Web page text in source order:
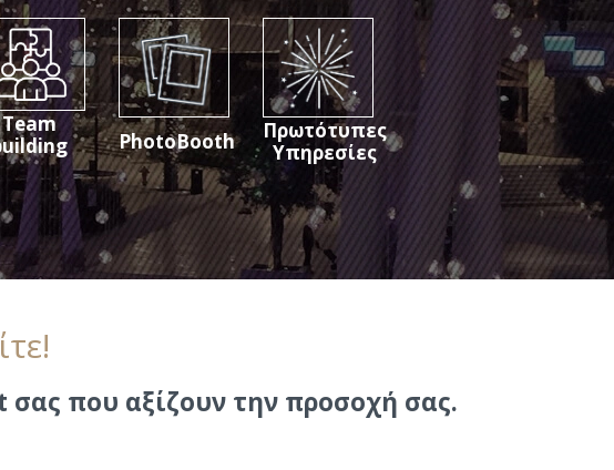
Team
PhotoBooth
Πρωτότυπες
Υπηρεσίες
σας που αξίζουν την προσοχή σας.